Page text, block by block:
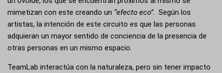
mimetizan con este creando un “efecto eco”. Según los
artistas, la intención de este circuito es que las personas
adquieran un mayor sentido de conciencia de la presencia de
otras personas en un mismo espacio.
TeamLab interactúa con la naturaleza, pero sin tener impacto